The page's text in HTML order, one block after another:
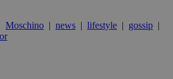
Moschino | news | lifestyle | gossip |